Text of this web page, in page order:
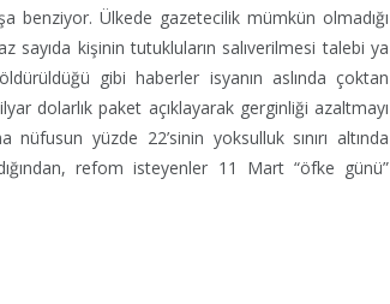
benziyor. Ülkede gazetecilik mümkün olmadığı
kişinin tutukluların salıverilmesi talebi ya
gibi haberler isyanın aslında çoktan
dolarlık paket açıklayarak gerginliği azaltmayı
yüzde 22’sinin yoksulluk sınırı altında
refom isteyenler 11 Mart “öfke günü”